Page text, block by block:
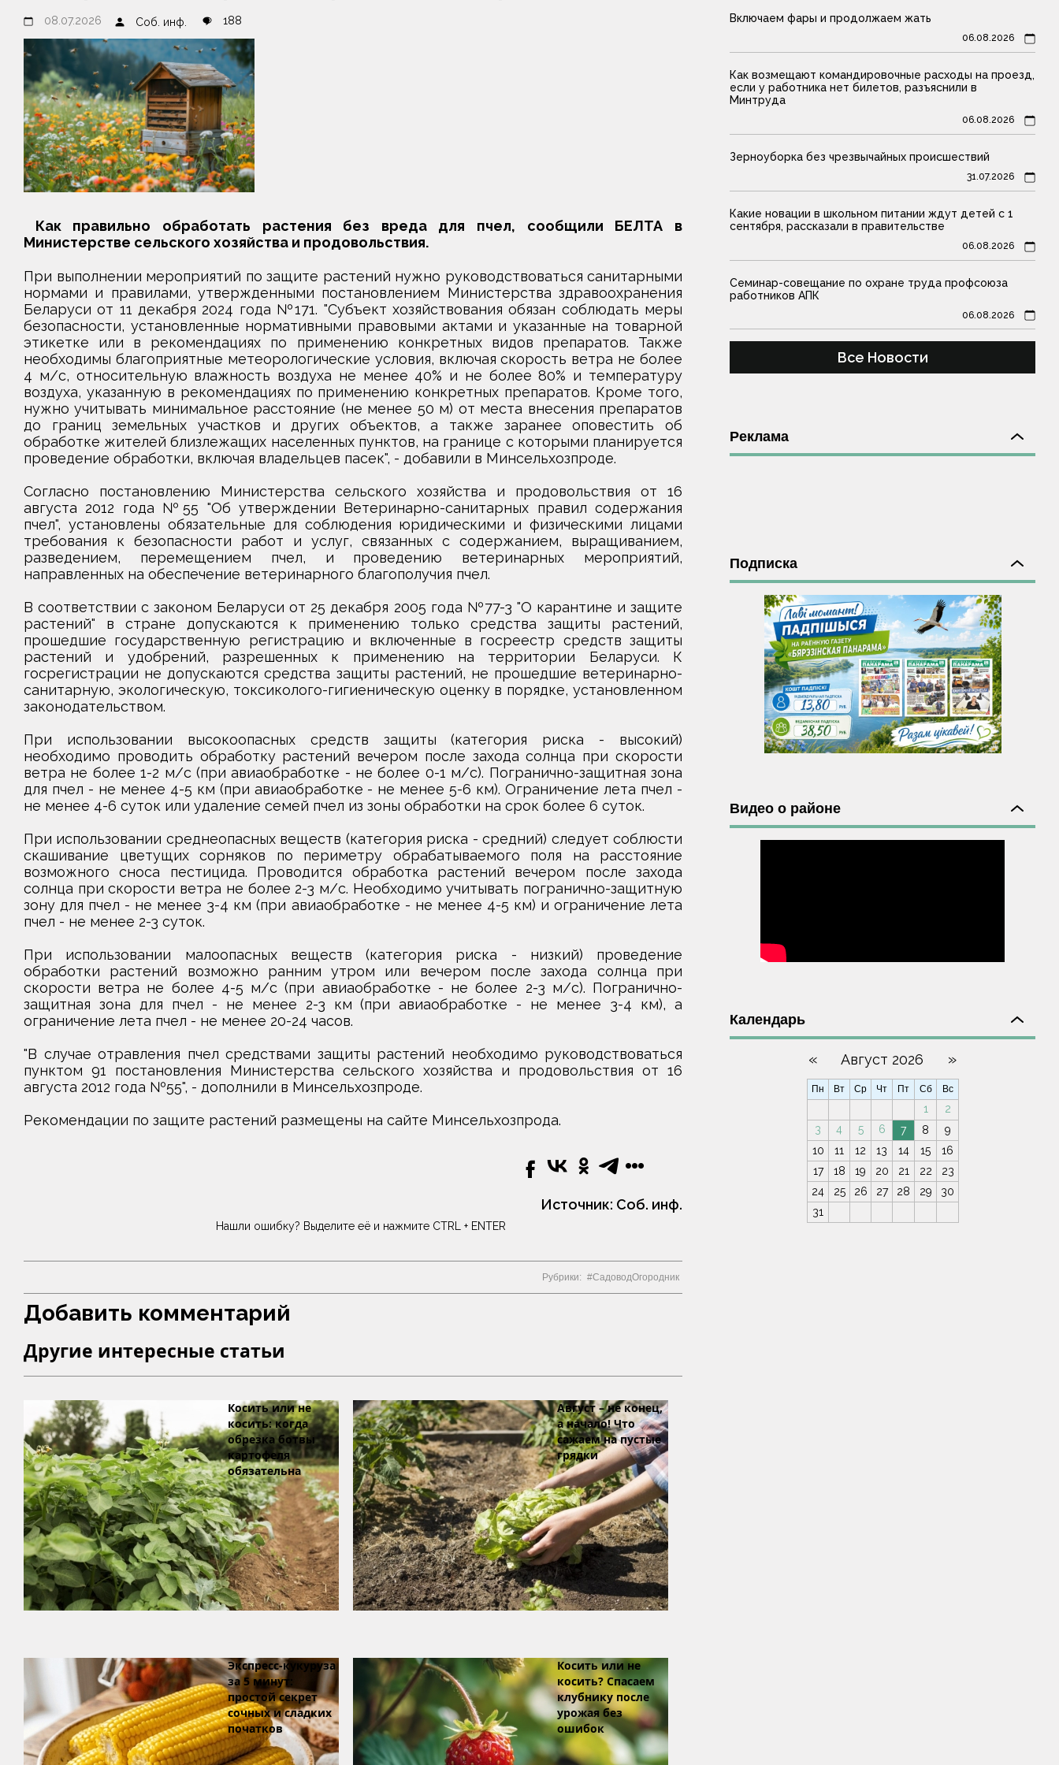
08.07.2026 Соб. инф. 188
Как правильно обработать растения без вреда для пчел, сообщили БЕЛТА в
Министерстве сельского хозяйства и продовольствия.
При выполнении мероприятий по защите растений нужно руководствоваться санитарными
нормами и правилами, утвержденными постановлением Министерства здравоохранения
Беларуси от 11 декабря 2024 года №171. "Субъект хозяйствования обязан соблюдать меры
безопасности, установленные нормативными правовыми актами и указанные на товарной
этикетке или в рекомендациях по применению конкретных видов препаратов. Также
необходимы благоприятные метеорологические условия, включая скорость ветра не более
4 м/с, относительную влажность воздуха не менее 40% и не более 80% и температуру
воздуха, указанную в рекомендациях по применению конкретных препаратов. Кроме того,
нужно учитывать минимальное расстояние (не менее 50 м) от места внесения препаратов
до границ земельных участков и других объектов, а также заранее оповестить об
обработке жителей близлежащих населенных пунктов, на границе с которыми планируется
проведение обработки, включая владельцев пасек", - добавили в Минсельхозпроде.
Согласно постановлению Министерства сельского хозяйства и продовольствия от 16
августа 2012 года №55 "Об утверждении Ветеринарно-санитарных правил содержания
пчел", установлены обязательные для соблюдения юридическими и физическими лицами
требования к безопасности работ и услуг, связанных с содержанием, выращиванием,
разведением, перемещением пчел, и проведению ветеринарных мероприятий,
направленных на обеспечение ветеринарного благополучия пчел.
В соответствии с законом Беларуси от 25 декабря 2005 года №77-3 "О карантине и защите
растений" в стране допускаются к применению только средства защиты растений,
прошедшие государственную регистрацию и включенные в госреестр средств защиты
растений и удобрений, разрешенных к применению на территории Беларуси. К
госрегистрации не допускаются средства защиты растений, не прошедшие ветеринарно-
санитарную, экологическую, токсиколого-гигиеническую оценку в порядке, установленном
законодательством.
При использовании высокоопасных средств защиты (категория риска - высокий)
необходимо проводить обработку растений вечером после захода солнца при скорости
ветра не более 1-2 м/с (при авиаобработке - не более 0-1 м/с). Погранично-защитная зона
для пчел - не менее 4-5 км (при авиаобработке - не менее 5-6 км). Ограничение лета пчел -
не менее 4-6 суток или удаление семей пчел из зоны обработки на срок более 6 суток.
При использовании среднеопасных веществ (категория риска - средний) следует соблюсти
скашивание цветущих сорняков по периметру обрабатываемого поля на расстояние
возможного сноса пестицида. Проводится обработка растений вечером после захода
солнца при скорости ветра не более 2-3 м/с. Необходимо учитывать погранично-защитную
зону для пчел - не менее 3-4 км (при авиаобработке - не менее 4-5 км) и ограничение лета
пчел - не менее 2-3 суток.
При использовании малоопасных веществ (категория риска - низкий) проведение
обработки растений возможно ранним утром или вечером после захода солнца при
скорости ветра не более 4-5 м/с (при авиаобработке - не более 2-3 м/с). Погранично-
защитная зона для пчел - не менее 2-3 км (при авиаобработке - не менее 3-4 км), а
ограничение лета пчел - не менее 20-24 часов.
"В случае отравления пчел средствами защиты растений необходимо руководствоваться
пунктом 91 постановления Министерства сельского хозяйства и продовольствия от 16
августа 2012 года №55", - дополнили в Минсельхозпроде.
Рекомендации по защите растений размещены на сайте Минсельхозпрода.
Источник: Соб. инф.
Нашли ошибку? Выделите её и нажмите CTRL + ENTER
Рубрики: СадоводОгородник
Добавить комментарий
Другие интересные статьи
Косить или не
косить: когда
обрезка ботвы
картофеля
обязательна
Август – не конец,
а начало! Что
сажаем на пустые
грядки
Экспресс-кукуруза
за 5 минут:
простой секрет
сочных и сладких
початков
Косить или не
косить? Спасаем
клубнику после
урожая без
ошибок
Включаем фары и продолжаем жать
06.08.2026
Как возмещают командировочные расходы на проезд,
если у работника нет билетов, разъяснили в
Минтруда
06.08.2026
Зерноуборка без чрезвычайных происшествий
31.07.2026
Какие новации в школьном питании ждут детей с 1
сентября, рассказали в правительстве
06.08.2026
Семинар-совещание по охране труда профсоюза
работников АПК
06.08.2026
Все Новости
Реклама
Подписка
Видео о районе
Календарь
« Август 2026 »
Пн Вт Ср Чт Пт Сб Вс
1
2
3
4 5 6 7 8
9
10
11 12 13 14 15
16
17
18 19 20 21 22
23
24
25 26 27 28 29
30
31